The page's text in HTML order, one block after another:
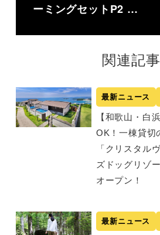
ーミングセットP2 …
関連記事
最新ニュース
【和歌山・白
OK！一棟貸切
「クリスタル
ズドッグリゾ
オープン！
最新ニュース